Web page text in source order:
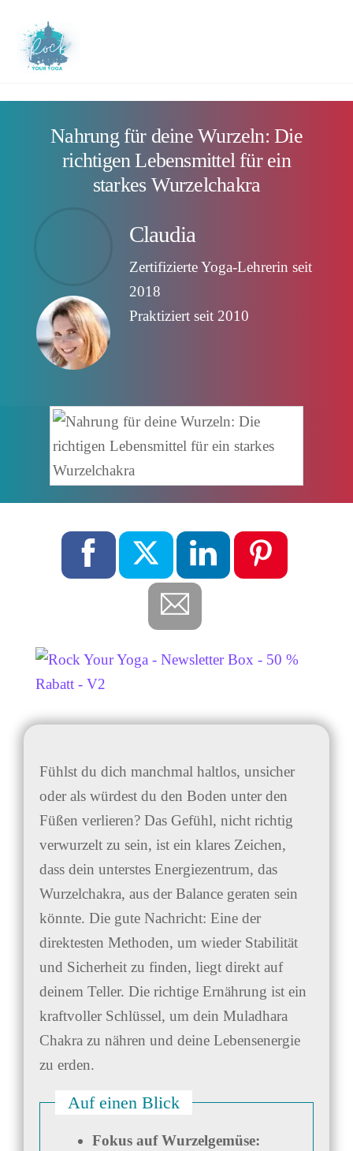
content
Nahrung für deine Wurzeln: Die
richtigen Lebensmittel für ein
starkes Wurzelchakra
Claudia
Zertifizierte Yoga-Lehrerin seit
2018
Praktiziert seit 2010
Fühlst du dich manchmal haltlos, unsicher
oder als würdest du den Boden unter den
Füßen verlieren? Das Gefühl, nicht richtig
verwurzelt zu sein, ist ein klares Zeichen,
dass dein unterstes Energiezentrum, das
Wurzelchakra, aus der Balance geraten sein
könnte. Die gute Nachricht: Eine der
direktesten Methoden, um wieder Stabilität
und Sicherheit zu finden, liegt direkt auf
deinem Teller. Die richtige Ernährung ist ein
kraftvoller Schlüssel, um dein Muladhara
Chakra zu nähren und deine Lebensenergie
zu erden.
Auf einen Blick
Fokus auf Wurzelgemüse: